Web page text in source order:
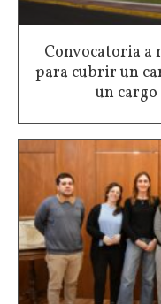
Convocatoria a
para cubrir un
un